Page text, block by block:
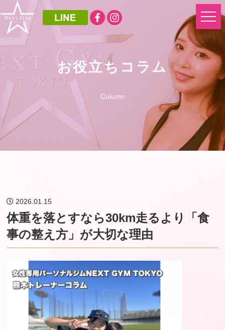
お役立ちコラム
Column
2026.01.15
体重を落とすなら30km走るより「食
事の整え方」が大切な理由